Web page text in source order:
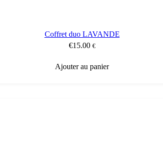
Coffret duo LAVANDE
€15.00 €
Ajouter au panier